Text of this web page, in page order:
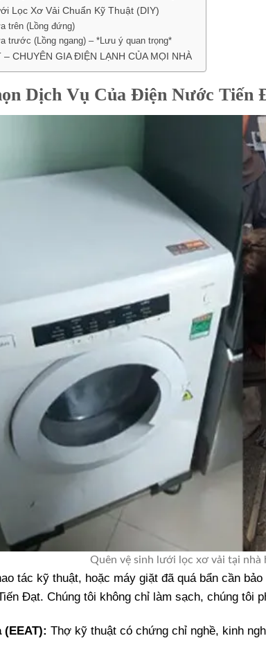
Lọc Xơ Vải Chuẩn Kỹ Thuật (DIY)
trên (Lồng đứng)
trước (Lồng ngang) – *Lưu ý quan trọng*
CHUYÊN GIA ĐIỆN LẠNH CỦA MỌI NHÀ
Dịch Vụ Của Điện Nước Tiến
Quên vệ sinh lưới lọc xơ vải tại nhà
tác kỹ thuật, hoặc máy giặt đã quá bẩn cần
Đạt. Chúng tôi không chỉ làm sạch, chúng tôi
Thợ kỹ thuật có chứng chỉ nghề, kinh